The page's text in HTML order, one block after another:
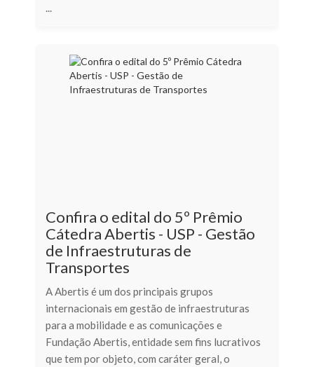
...
Confira o edital do 5º Prêmio
Cátedra Abertis - USP - Gestão
de Infraestruturas de
Transportes
A Abertis é um dos principais grupos
internacionais em gestão de infraestruturas
para a mobilidade e as comunicações e
Fundação Abertis, entidade sem fins lucrativos
que tem por objeto, com caráter geral, o